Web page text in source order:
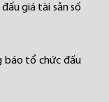
giá tài sản số
báo tổ chức đấu